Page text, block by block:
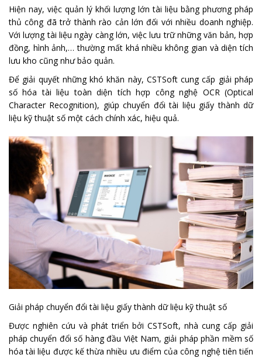
Hiện nay, việc quản lý khối lượng lớn tài liệu bằng phương pháp
thủ công đã trở thành rào cản lớn đối với nhiều doanh nghiệp.
Với lượng tài liệu ngày càng lớn, việc lưu trữ những văn bản, hợp
đồng, hình ảnh,… thường mất khá nhiều không gian và diện tích
lưu kho cũng như bảo quản.
Để giải quyết những khó khăn này, CSTSoft cung cấp giải pháp
số hóa tài liệu toàn diện tích hợp công nghệ OCR (Optical
Character Recognition), giúp chuyển đổi tài liệu giấy thành dữ
liệu kỹ thuật số một cách chính xác, hiệu quả.
Giải pháp chuyển đổi tài liệu giấy thành dữ liệu kỹ thuật số
Được nghiên cứu và phát triển bởi CSTSoft, nhà cung cấp giải
pháp chuyển đổi số hàng đầu Việt Nam, giải pháp phần mềm số
hóa tài liệu được kế thừa nhiều ưu điểm của công nghệ tiên tiến